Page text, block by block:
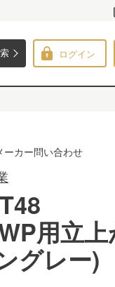
ログイン
ーカー問い合わせ
用立
グレー)